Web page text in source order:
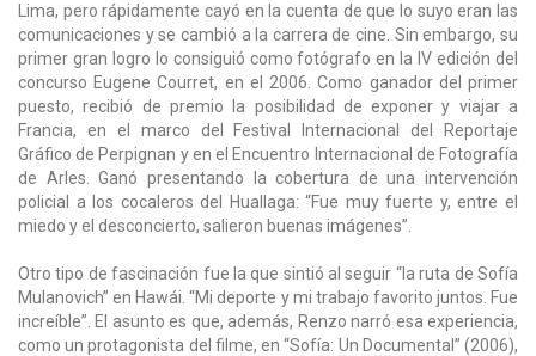
Lima, pero rápidamente cayó en la cuenta de que lo suyo eran las
comunicaciones y se cambió a la carrera de cine. Sin embargo, su
primer gran logro lo consiguió como fotógrafo en la IV edición del
concurso Eugene Courret, en el 2006. Como ganador del primer
puesto, recibió de premio la posibilidad de exponer y viajar a
Francia, en el marco del Festival Internacional del Reportaje
Gráfico de Perpignan y en el Encuentro Internacional de Fotografía
de Arles. Ganó presentando la cobertura de una intervención
policial a los cocaleros del Huallaga: “Fue muy fuerte y, entre el
miedo y el desconcierto, salieron buenas imágenes”.
Otro tipo de fascinación fue la que sintió al seguir “la ruta de Sofía
Mulanovich” en Hawái. “Mi deporte y mi trabajo favorito juntos. Fue
increíble”. El asunto es que, además, Renzo narró esa experiencia,
como un protagonista del filme, en “Sofía: Un Documental” (2006),